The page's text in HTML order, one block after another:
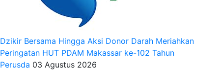
Dzikir Bersama Hingga Aksi Donor Darah Meriahkan
Peringatan HUT PDAM Makassar ke-102 Tahun
Perusda 03 Agustus 2026